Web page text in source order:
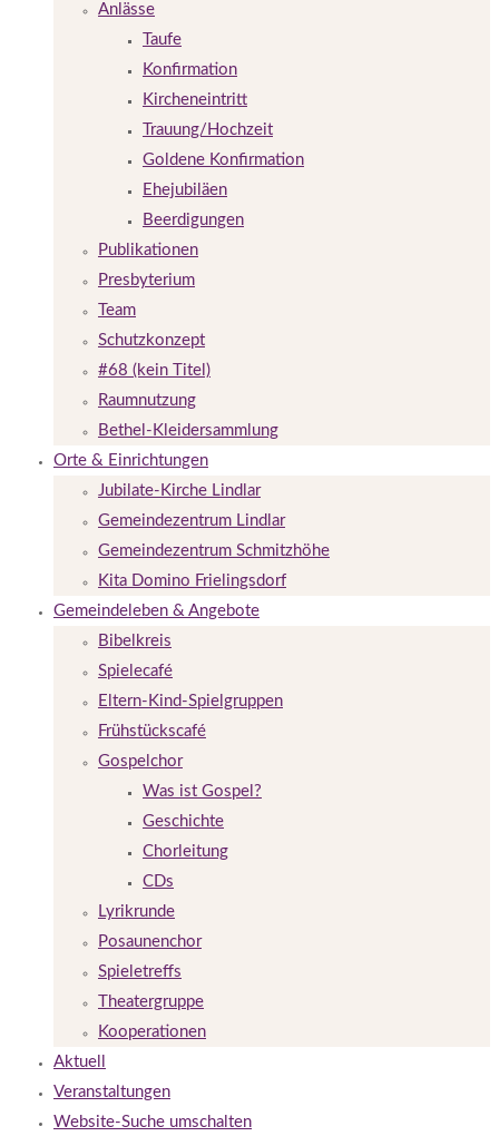
Anlässe
Taufe
Konfirmation
Kircheneintritt
Trauung/Hochzeit
Goldene Konfirmation
Ehejubiläen
Beerdigungen
Publikationen
Presbyterium
Team
Schutzkonzept
#68 (kein Titel)
Raumnutzung
Bethel-Kleidersammlung
Orte & Einrichtungen
Jubilate-Kirche Lindlar
Gemeindezentrum Lindlar
Gemeindezentrum Schmitzhöhe
Kita Domino Frielingsdorf
Gemeindeleben & Angebote
Bibelkreis
Spielecafé
Eltern-Kind-Spielgruppen
Frühstückscafé
Gospelchor
Was ist Gospel?
Geschichte
Chorleitung
CDs
Lyrikrunde
Posaunenchor
Spieletreffs
Theatergruppe
Kooperationen
Aktuell
Veranstaltungen
Website-Suche umschalten